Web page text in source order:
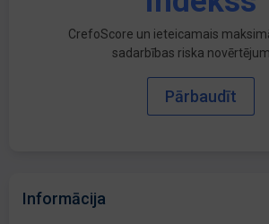
CrefoScore un ieteicamais
sadarbības riska
Pārbaudīt
Informācija